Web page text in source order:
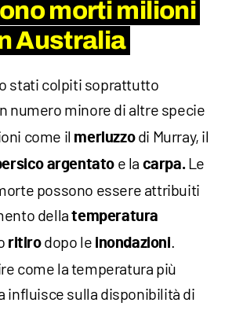
morti milioni
Australia
stati colpiti soprattutto
numero minore di altre specie
come il merluzzodi Murray, il
argentato e la carpa.Le
possono essere attribuiti
dellatemperatura
ritirodopo le inondazioni.
come la temperatura più
influisce sulla disponibilità di